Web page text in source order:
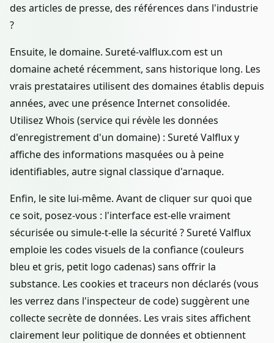
des articles de presse, des références dans l'industrie
?
Ensuite, le domaine. Sureté-valflux.com est un
domaine acheté récemment, sans historique long. Les
vrais prestataires utilisent des domaines établis depuis
années, avec une présence Internet consolidée.
Utilisez Whois (service qui révèle les données
d'enregistrement d'un domaine) : Sureté Valflux y
affiche des informations masquées ou à peine
identifiables, autre signal classique d'arnaque.
Enfin, le site lui-même. Avant de cliquer sur quoi que
ce soit, posez-vous : l'interface est-elle vraiment
sécurisée ou simule-t-elle la sécurité ? Sureté Valflux
emploie les codes visuels de la confiance (couleurs
bleu et gris, petit logo cadenas) sans offrir la
substance. Les cookies et traceurs non déclarés (vous
les verrez dans l'inspecteur de code) suggèrent une
collecte secrète de données. Les vrais sites affichent
clairement leur politique de données et obtiennent